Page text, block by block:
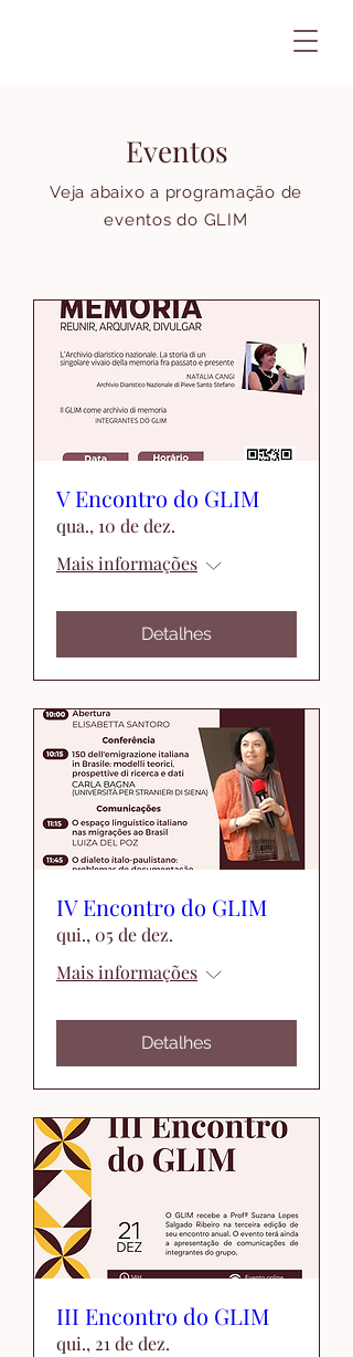
Eventos
Veja abaixo a programação de
eventos do GLIM
V Encontro do GLIM
qua., 10 de dez.
Mais informações
Detalhes
IV Encontro do GLIM
qui., 05 de dez.
Mais informações
Detalhes
III Encontro do GLIM
qui., 21 de dez.